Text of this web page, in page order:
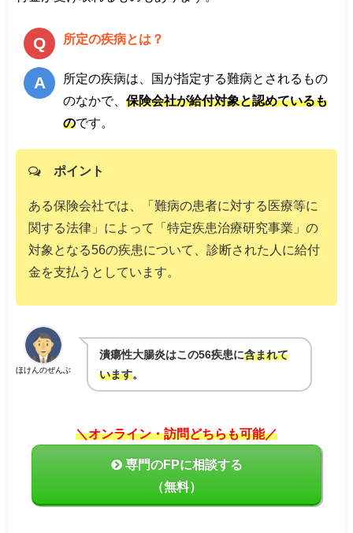
所定の疾病とは？
所定の疾病は、国が指定する難病とされるもの
のなかで、 保険会社が給付対象と認めているも
のです。
ポイント
ある保険会社では、「難病の患者に対する医療等に
関する法律」によって「特定疾患治療研究事業」の
対象となる56の疾患について、診断された人に給付
金を支払うとしています。
ほけんのぜんぶ
潰瘍性大腸炎はこの56疾患に含まれて
います
＼オンライン・訪問どちらも可能／
専門のFPに相談する
（無料）